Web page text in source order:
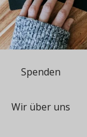
Spenden
Wir über uns